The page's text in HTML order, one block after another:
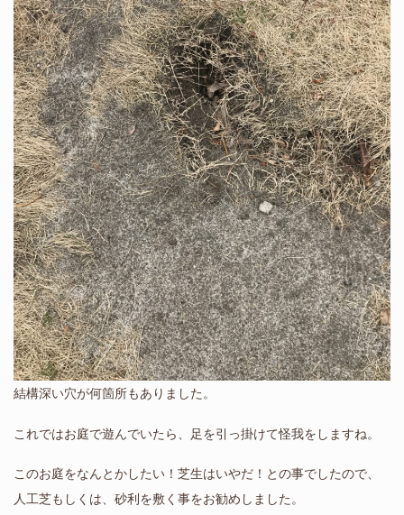
結構深い穴が何箇所もありました。
これではお庭で遊んでいたら、足を引っ掛けて怪我をしますね。
このお庭をなんとかしたい！芝生はいやだ！との事でしたので、
人工芝もしくは、砂利を敷く事をお勧めしました。